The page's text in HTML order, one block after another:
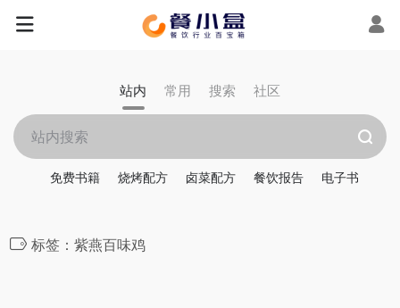
站内 常用 搜索 社区
免费书籍 烧烤配方 卤菜配方 餐饮报告 电子书
标签：紫燕百味鸡